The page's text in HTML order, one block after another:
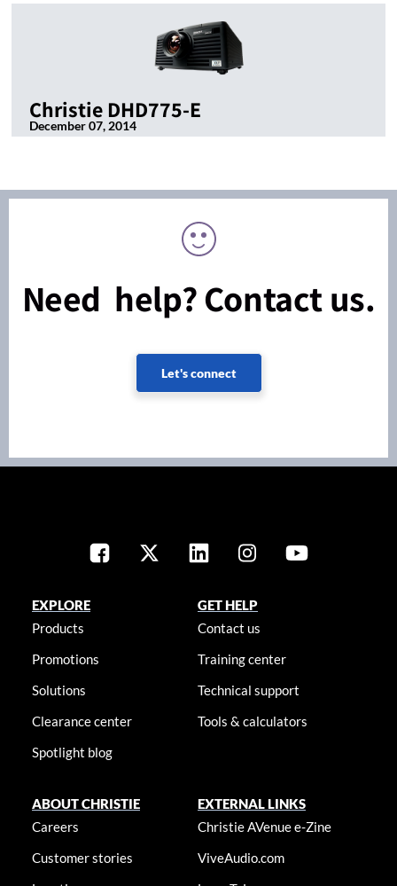
Christie DHD775-E
December 07, 2014
Need help? Contact us.
Let's connect
EXPLORE
Products
Promotions
Solutions
Clearance center
Spotlight blog
GET HELP
Contact us
Training center
Technical support
Tools & calculators
ABOUT CHRISTIE
Careers
Customer stories
EXTERNAL LINKS
Christie AVenue e-Zine
ViveAudio.com